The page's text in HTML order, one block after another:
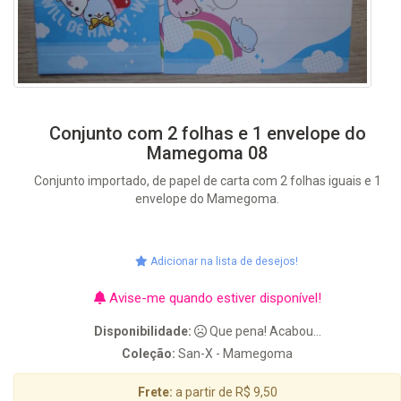
Conjunto com 2 folhas e 1 envelope do
Mamegoma 08
Conjunto importado, de papel de carta com 2 folhas iguais e 1
envelope do Mamegoma.
Adicionar na lista de desejos!
Avise-me quando estiver disponível!
Disponibilidade:
Que pena! Acabou...
Coleção: San-X - Mamegoma
Frete: a partir de R$ 9,50